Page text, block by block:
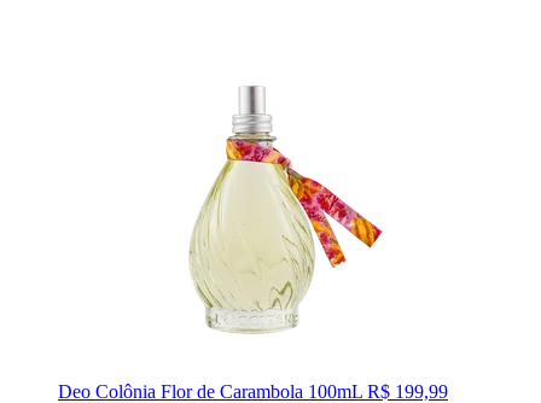
Deo Colônia Flor de Carambola 100mL R$ 199,99